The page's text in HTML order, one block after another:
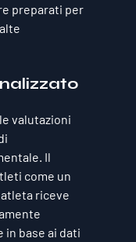
preparati per
valutazioni
. Il
come un
riceve
in base ai dati